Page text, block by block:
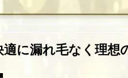
に漏れ毛なく理想